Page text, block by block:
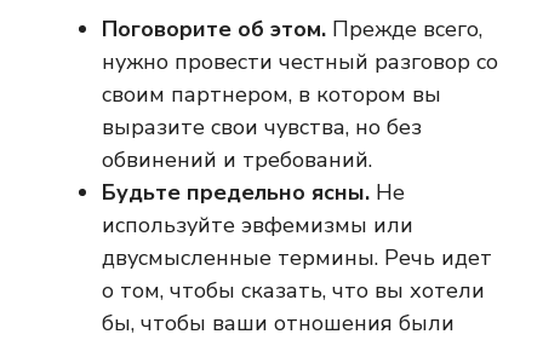
Поговорите об этом. Прежде всего,
нужно провести честный разговор со
своим партнером, в котором вы
выразите свои чувства, но без
обвинений и требований.
Будьте предельно ясны. Не
используйте эвфемизмы или
двусмысленные термины. Речь идет
о том, чтобы сказать, что вы хотели
бы, чтобы ваши отношения были